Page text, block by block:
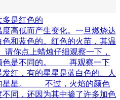
多是红色的
高低而产生变化。一旦燃烧达
和蓝色的。红色的火苗，其温
你点上蜡烛仔细观察一下，
色是不同的。 再观察一下
红，有的星星是蓝白色的。人
星星。 不过，火焰的颜色
同，还因为其中掺了许多加色